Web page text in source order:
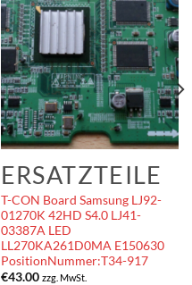
ERSATZTEILE
T-CON Board Samsung LJ92-
01270K 42HD S4.0 LJ41-
03387A LED
LL270KA261D0MA E150630
PositionNummer:T34-917
€43.00 zzg. MwSt.